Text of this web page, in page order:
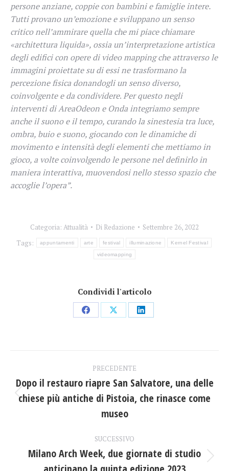
persone anziane, coppie con bambini e famiglie intere.
Tutti provano un’emozione e sviluppano un senso
critico nell’ammirare quella che mi piace chiamare
«architettura liquida», ossia un’interpretazione artistica
degli edifici con opere di video mapping che attraverso le
immagini proiettate su di essi ne trasformano la
percezione fisica donandogli un senso diverso,
coinvolgente e da condividere.Per questo negli
interventi di AreaOdeon e Onda integriamo sempre
anche il suono e il tempo, curando la sinestesia tra luce,
ombra, buio e suono, giocando con le dinamiche di
movimento e intensità degli elementi che mettiamo in
gioco, a volte coinvolgendo le persone nel definirlo in
maniera interattiva, muovendosi nello stesso spazio che
accoglie l’opera”.
Categoria: Attualità Di Redazione
Settembre 26, 2022
Tags:
appuntamenti arte festival illuminazione Kernel Festival
videomapping
Condividi l'articolo
CondividiCondividiCondividi
tra
PRECEDENTE
Post
precedente:
Dopo il restauro riapre San Salvatore, una delle
chiese più antiche di Pistoia, che rinasce come
museo
SUCCESSIVO
Prossimo
Milano Arch Week, due giornate di studio